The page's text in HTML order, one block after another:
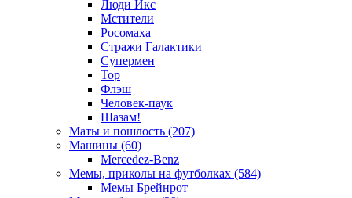
Люди Икс
Мстители
Росомаха
Стражи Галактики
Супермен
Тор
Флэш
Человек-паук
Шазам!
Маты и пошлость (207)
Машины (60)
Mercedez-Benz
Мемы, приколы на футболках (584)
Мемы Брейнрот